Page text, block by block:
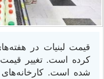
قیمت لبنیات در
کرده است. تغییر
شده است. کارخانه‌های